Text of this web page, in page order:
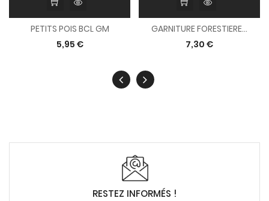
PETITS POIS BCL GM
5,95 €
GARNITURE FORESTIERE...
7,30 €
RESTEZ INFORMÉS !